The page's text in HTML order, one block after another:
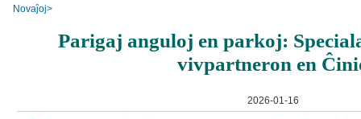
Novaĵoj>
Parigaj anguloj en parkoj:
vivpartneron en
2026-01-16